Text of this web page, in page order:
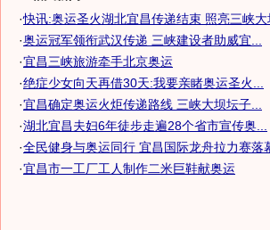
·快讯:奥运圣火湖北宜昌传递结束 照亮三峡大
·奥运冠军领衔武汉传递 三峡建设者助威宜...
·宜昌三峡旅游牵手北京奥运
·绝症少女向天再借30天:我要亲睹奥运圣火...
·宜昌确定奥运火炬传递路线 三峡大坝坛子...
·湖北宜昌夫妇6年徒步走遍28个省市宣传奥...
·全民健身与奥运同行 宜昌国际龙舟拉力赛落
·宜昌市一工厂工人制作二米巨鞋献奥运